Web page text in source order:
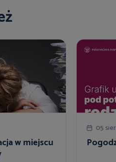
w miejscu
05